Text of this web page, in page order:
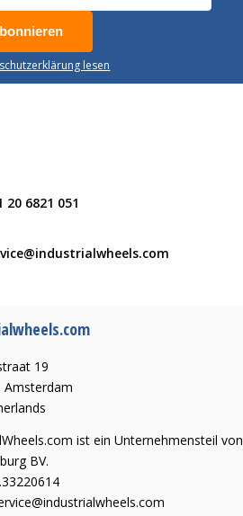
lesen
20 6821 051
19
Amsterdam
ist ein Unternehmensteil von
BV.